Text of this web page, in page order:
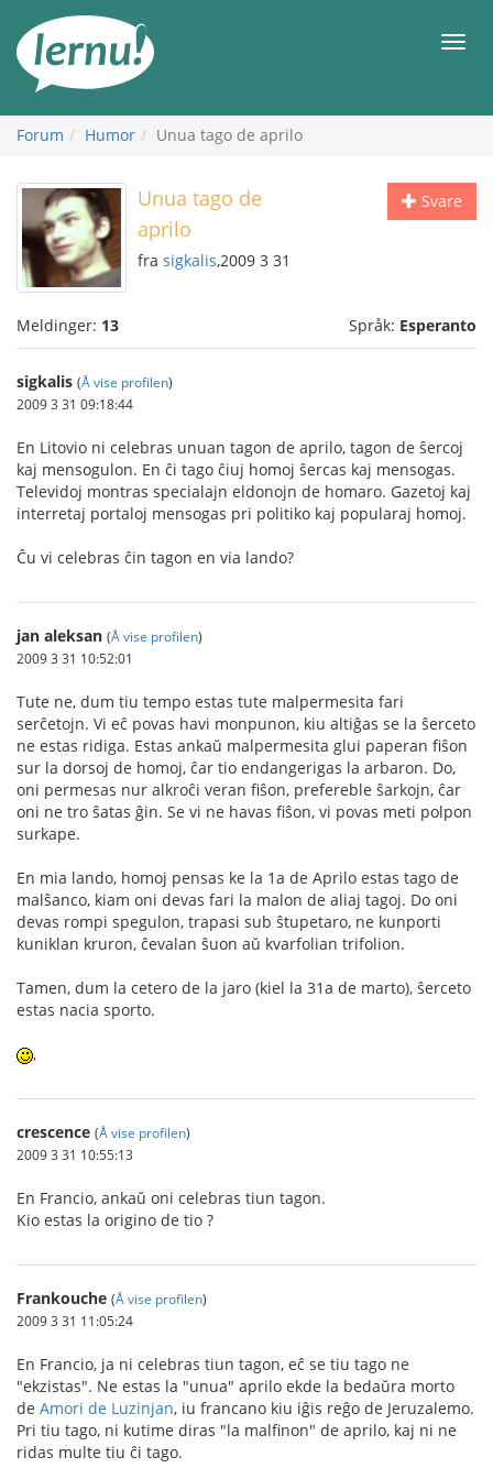
innholdet
Meny
Forum Humor Unua tago de aprilo
Svare
Unua tago de
aprilo
fra sigkalis,2009 3 31
Meldinger: 13 Språk: Esperanto
sigkalis (Å vise profilen)
2009 3 31 09:18:44
En Litovio ni celebras unuan tagon de aprilo, tagon de ŝercoj
kaj mensogulon. En ĉi tago ĉiuj homoj ŝercas kaj mensogas.
Televidoj montras specialajn eldonojn de homaro. Gazetoj kaj
interretaj portaloj mensogas pri politiko kaj popularaj homoj.
Ĉu vi celebras ĉin tagon en via lando?
jan aleksan (Å vise profilen)
2009 3 31 10:52:01
Tute ne, dum tiu tempo estas tute malpermesita fari
serĉetojn. Vi eĉ povas havi monpunon, kiu altiĝas se la ŝerceto
ne estas ridiga. Estas ankaŭ malpermesita glui paperan fiŝon
sur la dorsoj de homoj, ĉar tio endangerigas la arbaron. Do,
oni permesas nur alkroĉi veran fiŝon, prefereble ŝarkojn, ĉar
oni ne tro ŝatas ĝin. Se vi ne havas fiŝon, vi povas meti polpon
surkape.
En mia lando, homoj pensas ke la 1a de Aprilo estas tago de
malŝanco, kiam oni devas fari la malon de aliaj tagoj. Do oni
devas rompi spegulon, trapasi sub ŝtupetaro, ne kunporti
kuniklan kruron, ĉevalan ŝuon aŭ kvarfolian trifolion.
Tamen, dum la cetero de la jaro (kiel la 31a de marto), ŝerceto
estas nacia sporto.
,
crescence (Å vise profilen)
2009 3 31 10:55:13
En Francio, ankaŭ oni celebras tiun tagon.
Kio estas la origino de tio ?
Frankouche (Å vise profilen)
2009 3 31 11:05:24
En Francio, ja ni celebras tiun tagon, eĉ se tiu tago ne
"ekzistas". Ne estas la "unua" aprilo ekde la bedaŭra morto
de Amori de Luzinjan, iu francano kiu iĝis reĝo de Jeruzalemo.
Pri tiu tago, ni kutime diras "la malfinon" de aprilo, kaj ni ne
ridas multe tiu ĉi tago.